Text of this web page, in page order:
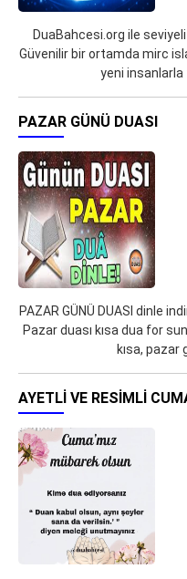
DuaBahcesi.org ile
Güvenilir bir ortamda mirc
yeni insanlarla
PAZAR GÜNÜ DUASI
PAZAR GÜNÜ DUASI dinle
Pazar duası kısa dua for
kısa, pazar
AYETLI VE RESIMLI